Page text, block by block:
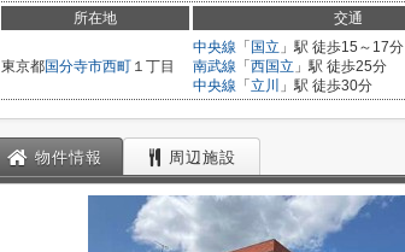
所在地 交通
東京都国分寺市西町 １丁目
中央線 「 国立 」駅 徒歩15～17分
南武線 「 西国立 」駅 徒歩25分
中央線 「 立川 」駅 徒歩30分
物件情報 周辺施設